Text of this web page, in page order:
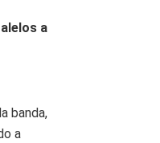
a
banda,
a